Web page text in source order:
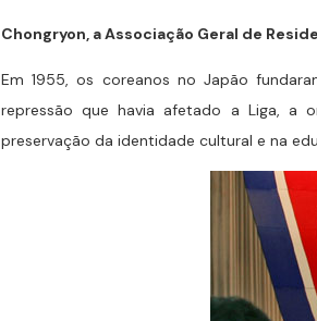
Chongryon, a Associação Geral de
Em 1955, os coreanos no Japão
repressão que havia afetado a Liga, a
preservação da identidade cultural e na